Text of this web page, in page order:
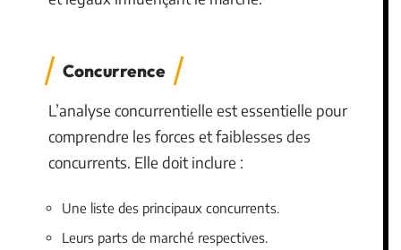
Concurrence
L’analyse concurrentielle est essentielle pour
comprendre les forces et faiblesses des
concurrents. Elle doit inclure :
Une liste des principaux concurrents.
Leurs parts de marché respectives.